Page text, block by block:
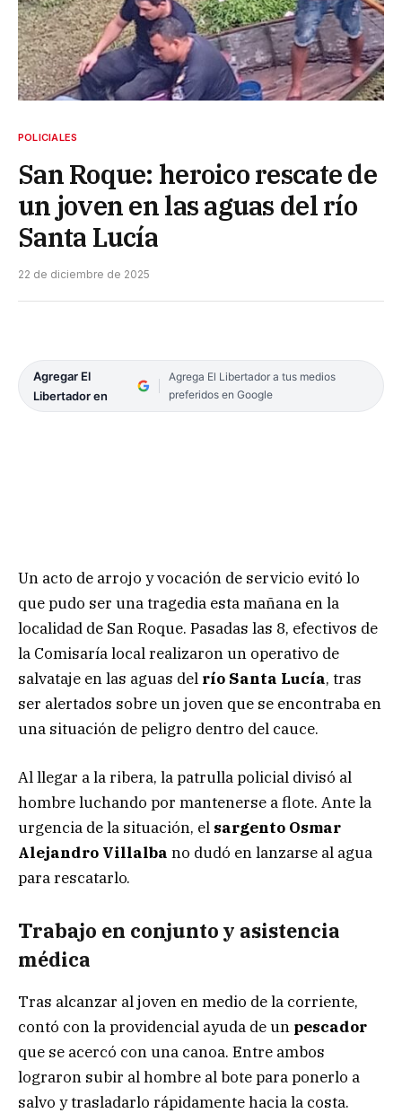
POLICIALES
San Roque: heroico rescate de
un joven en las aguas del río
Santa Lucía
22 de diciembre de 2025
Agregar El
Libertador en
Agrega El Libertador a tus medios
preferidos en Google
Un acto de arrojo y vocación de servicio evitó lo
que pudo ser una tragedia esta mañana en la
localidad de San Roque. Pasadas las 8, efectivos de
la Comisaría local realizaron un operativo de
salvataje en las aguas del río Santa Lucía, tras
ser alertados sobre un joven que se encontraba en
una situación de peligro dentro del cauce.
Al llegar a la ribera, la patrulla policial divisó al
hombre luchando por mantenerse a flote. Ante la
urgencia de la situación, el sargento Osmar
Alejandro Villalba no dudó en lanzarse al agua
para rescatarlo.
Trabajo en conjunto y asistencia
médica
Tras alcanzar al joven en medio de la corriente,
contó con la providencial ayuda de un pescador
que se acercó con una canoa. Entre ambos
lograron subir al hombre al bote para ponerlo a
salvo y trasladarlo rápidamente hacia la costa.